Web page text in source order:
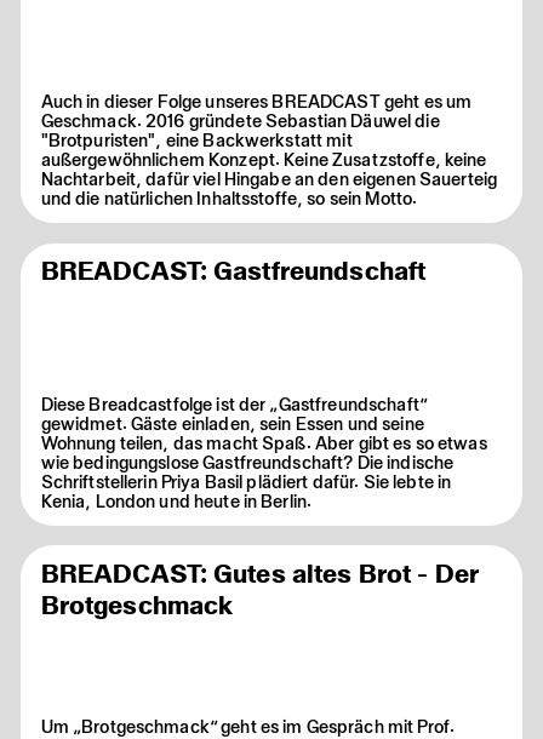
Auch in dieser Folge unseres BREADCAST geht es um
Geschmack. 2016 gründete Sebastian Däuwel die
"Brotpuristen", eine Backwerkstatt mit
außergewöhnlichem Konzept. Keine Zusatzstoffe, keine
Nachtarbeit, dafür viel Hingabe an den eigenen Sauerteig
und die natürlichen Inhaltsstoffe, so sein Motto.
BREADCAST: Gastfreundschaft
Diese Breadcastfolge ist der „Gastfreundschaft“
gewidmet. Gäste einladen, sein Essen und seine
Wohnung teilen, das macht Spaß. Aber gibt es so etwas
wie bedingungslose Gastfreundschaft? Die indische
Schriftstellerin Priya Basil plädiert dafür. Sie lebte in
Kenia, London und heute in Berlin.
BREADCAST: Gutes altes Brot - Der
Brotgeschmack
Um „Brotgeschmack“ geht es im Gespräch mit Prof.